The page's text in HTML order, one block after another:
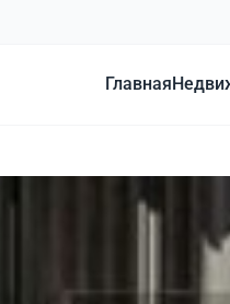
Главная